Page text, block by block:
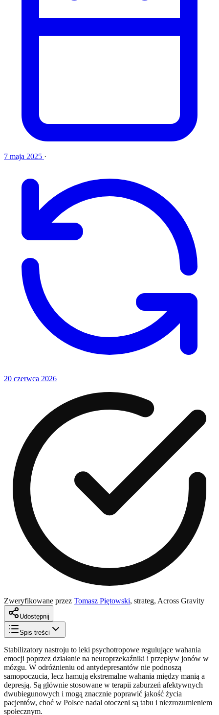
7 maja 2025 ·
20 czerwca 2026
Zweryfikowane przez Tomasz Piętowski, strateg, Across Gravity
Udostępnij
Spis treści
Stabilizatory nastroju to leki psychotropowe regulujące wahania
emocji poprzez działanie na neuroprzekaźniki i przepływ jonów w
mózgu. W odróżnieniu od antydepresantów nie podnoszą
samopoczucia, lecz hamują ekstremalne wahania między manią a
depresją. Są głównie stosowane w terapii zaburzeń afektywnych
dwubiegunowych i mogą znacznie poprawić jakość życia
pacjentów, choć w Polsce nadal otoczeni są tabu i niezrozumieniem
społecznym.